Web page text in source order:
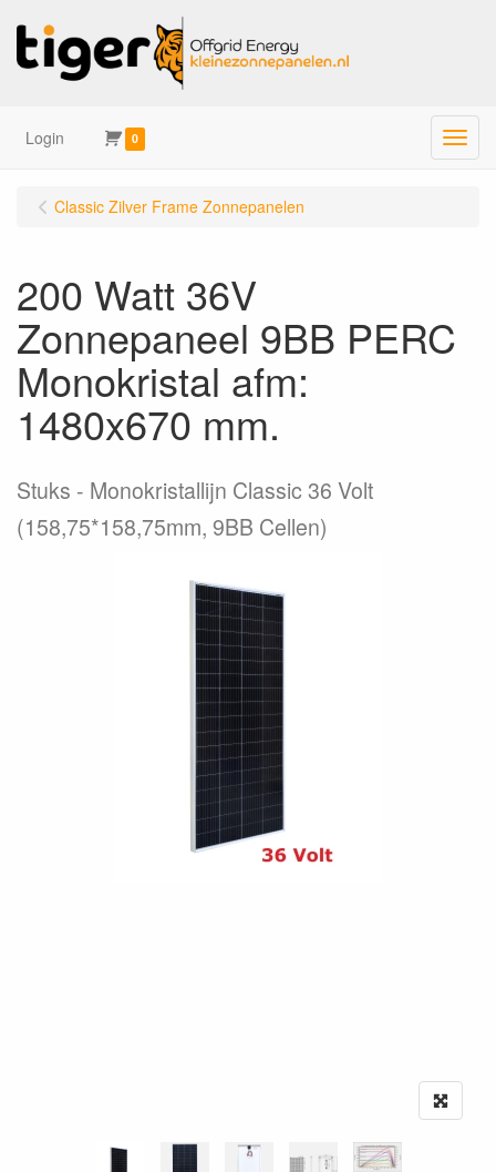
Login 0 Menu
Classic Zilver Frame Zonnepanelen
200 Watt 36V
Zonnepaneel 9BB PERC
Monokristal afm:
1480x670 mm.
Stuks
Monokristallijn Classic 36 Volt
(158,75*158,75mm, 9BB Cellen)